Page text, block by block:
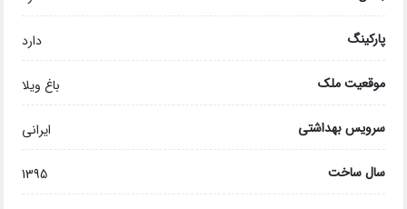
پارکینگ دارد
موقعیت ملک باغ ویلا
سرویس بهداشتی ایرانی
سال ساخت 1395